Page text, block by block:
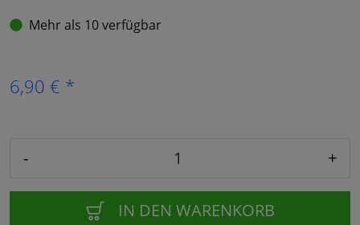
Mehr als 10 verfügbar
6,90 € *
- +
IN DEN WARENKORB